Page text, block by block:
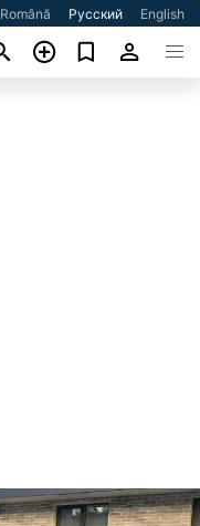
Română Русский English